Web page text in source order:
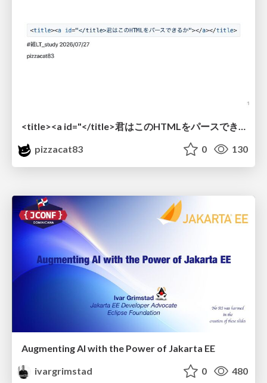
<title><a id="</title>君はこのHTMLをパースできるか"></a></title> #雑LT_study
pizzacat83
0 130
Augmenting AI with the Power of Jakarta EE
ivargrimstad
0 480